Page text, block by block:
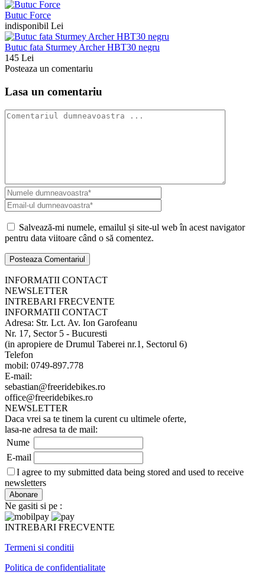
Butuc Force
indisponibil Lei
Butuc fata Sturmey Archer HBT30 negru
145 Lei
Posteaza un comentariu
Lasa un comentariu
Salvează-mi numele, emailul și site-ul web în acest navigator
pentru data viitoare când o să comentez.
INFORMATII CONTACT
NEWSLETTER
INTREBARI FRECVENTE
INFORMATII CONTACT
Adresa: Str. Lct. Av. Ion Garofeanu
Nr. 17, Sector 5 - Bucuresti
(in apropiere de Drumul Taberei nr.1, Sectorul 6)
Telefon
mobil: 0749-897.778
E-mail:
sebastian@freeridebikes.ro
office@freeridebikes.ro
NEWSLETTER
Daca vrei sa te tinem la curent cu ultimele oferte,
lasa-ne adresa ta de mail:
Nume
E-mail
I agree to my submitted data being stored and used to receive
newsletters
Ne gasiti si pe :
INTREBARI FRECVENTE
Termeni si conditii
Politica de confidentialitate